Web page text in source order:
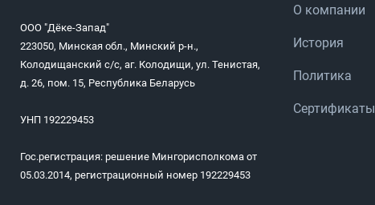
ООО "Дёке-Запад"
223050, Минская обл., Минский р-н.,
Колодищанский с/с, аг. Колодищи, ул. Тенистая,
д. 26, пом. 15, Республика Беларусь
УНП 192229453
Гос.регистрация: решение Мингорисполкома от
05.03.2014, регистрационный номер 192229453
О компании
История
Политика
Сертификаты